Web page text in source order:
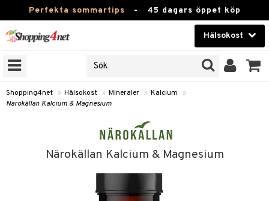
Perfekta sommartips - 45 dagars öppet köp
Hälsokost
Skönhet
Kontaktlinser
Shopping4net » Hälsokost » Mineraler » Kalcium
»
Närokällan Kalcium & Magnesium
Närokällan Kalcium & Magnesium